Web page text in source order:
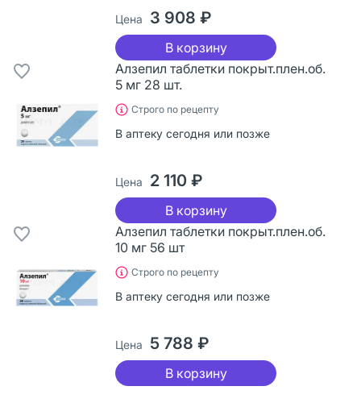
Цена 3 908 ₽
В корзину
Алзепил таблетки покрыт.плен.об.
5 мг 28 шт.
Строго по рецепту
В аптеку сегодня или позже
Цена 2 110 ₽
В корзину
Алзепил таблетки покрыт.плен.об.
10 мг 56 шт
Строго по рецепту
В аптеку сегодня или позже
Цена 5 788 ₽
В корзину